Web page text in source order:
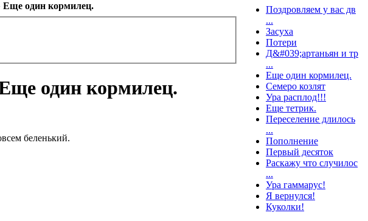
Еще один кормилец.
один кормилец.
беленький.
Поздровляем у вас дв
...
Засуха
Потери
Д&#039;артаньян и тр
...
Еще один кормилец.
Семеро козлят
Ура расплод!!!
Еще тетрик.
Переселение длилось
...
Пополнение
Первый десяток
Раскажу что случилос
...
Ура гаммарус!
Я вернулся!
Куколки!